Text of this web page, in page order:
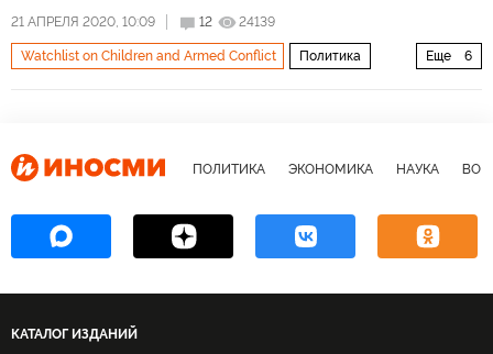
21 АПРЕЛЯ 2020, 10:09 12 24139
Еще 6
Watchlist on Children and Armed Conflict Политика
ПОЛИТИКА ЭКОНОМИКА НАУКА
КАТАЛОГ ИЗДАНИЙ